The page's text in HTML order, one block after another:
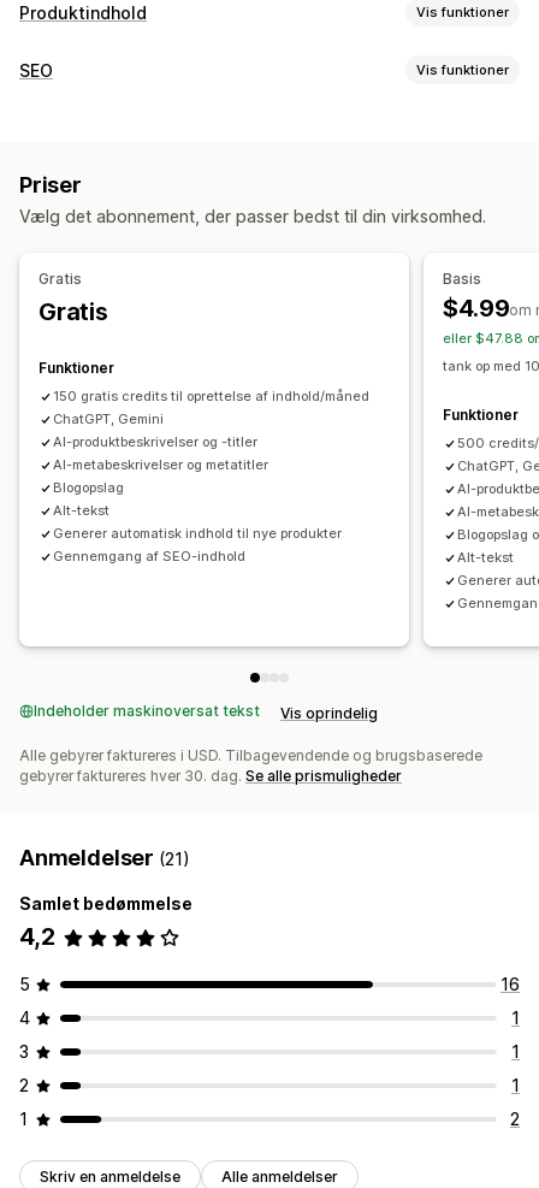
Produktindhold Vis funktioner
Indholdstyper
Skabelse af indhold
Tone og stil
Automatiske opdateringer
SEO til blog
SEO-revisioner
SEO Vis funktioner
Generering med kunstig intelligens
Optimering af metadata Automatiseringer
Priser
Vælg det abonnement, der passer bedst til din virksomhed.
Gratis
Gratis
Funktioner
150 gratis credits til oprettelse af indhold/måned
ChatGPT, Gemini
AI-produktbeskrivelser og -titler
AI-metabeskrivelser og metatitler
Blogopslag
Alt-tekst
Generer automatisk indhold til nye produkter
Gennemgang af SEO-indhold
Basis
$4.99om
eller $47.88
tank op med
Funktioner
500
ChatGPT,
AI-
AI-
Blogopslag
Alt-tekst
Generer
Indeholder maskinoversat tekst Vis oprindelig
Alle gebyrer faktureres i USD. Tilbagevendende og brugsbaserede
gebyrer faktureres hver 30. dag. Se alle prismuligheder
Anmeldelser (21)
Samlet bedømmelse
4,2
5
16
4
1
3
1
2
1
1
2
Skriv en anmeldelse Alle anmeldelser